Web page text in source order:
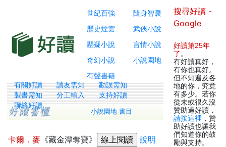
世紀百強
隨身智囊
歷史煙雲
武俠小說
懸疑小說
言情小說
奇幻小說
小說園地
有聲書籍
有關好讀 讀友需知
勘誤需知
製書需知
分工輸入
支持好讀
聯絡好讀
小說園地 書目
卡爾．麥 《藏金潭奪寶》 說明
搜尋好讀 -
Google
好讀第25年
了 。
有好讀真好，
有你也真好。
但不知遍及各
地的你，究竟
有多少。若你
從未或很久沒
贊助過好讀，
請按這裡 ，贊
助好讀也讓我
們知道你的鼓
勵與支持。